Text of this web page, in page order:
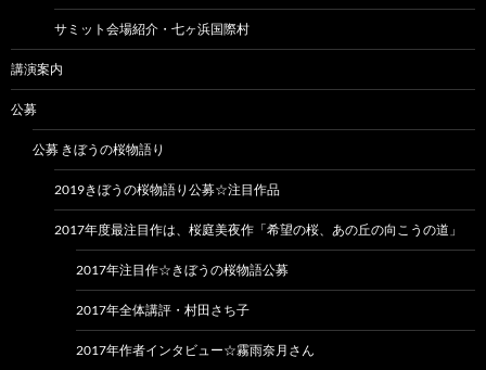
サミット会場紹介・七ヶ浜国際村
講演案内
公募
公募 きぼうの桜物語り
2019きぼうの桜物語り公募☆注目作品
2017年度最注目作は、桜庭美夜作「希望の桜、あの丘の向こうの道」
2017年注目作☆きぼうの桜物語公募
2017年全体講評・村田さち子
2017年作者インタビュー☆霧雨奈月さん